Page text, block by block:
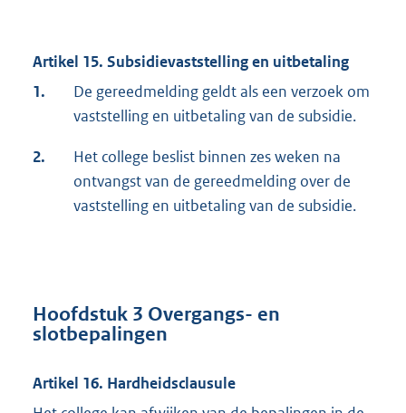
Artikel 15. Subsidievaststelling en uitbetaling
1.
De gereedmelding geldt als een verzoek om
vaststelling en uitbetaling van de subsidie.
2.
Het college beslist binnen zes weken na
ontvangst van de gereedmelding over de
vaststelling en uitbetaling van de subsidie.
Hoofdstuk 3 Overgangs- en
slotbepalingen
Artikel 16. Hardheidsclausule